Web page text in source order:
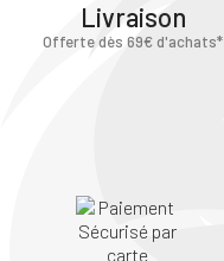
Livraison
Offerte dès 69€ d'achats*